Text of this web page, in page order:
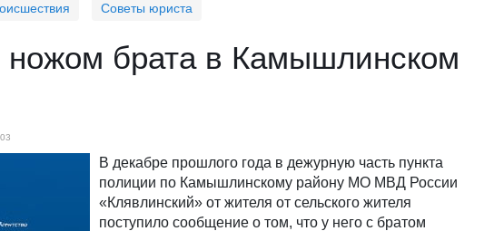
Советы юриста
ножом брата в Камышлинском
В декабре прошлого года в дежурную часть пункта
полиции по Камышлинскому району МО МВД России
«Клявлинский» от жителя от сельского жителя
поступило сообщение о том, что у него с братом